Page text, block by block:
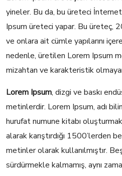
yineler. Bu da, bu üreteci
Ipsum üreteci yapar. Bu üreteç,
ve onlara ait cümle yapılarını
nedenle, üretilen Lorem Ipsum
mizahtan ve karakteristik
Lorem Ipsum, dizgi ve baskı
metinlerdir. Lorem Ipsum, adı
hurufat numune kitabı
alarak karıştırdığı 1500’lerden
metinler olarak kullanılmıştır.
sürdürmekle kalmamış, aynı